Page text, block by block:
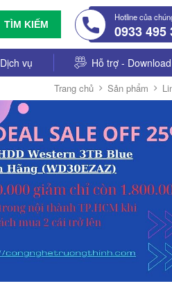
TÌM KIẾM
Hotline của
0933 495
Dịch vụ Hỗ trợ - Download
Trang chủ Sản phẩm